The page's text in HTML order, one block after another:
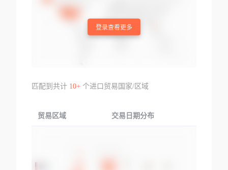
登录查看更多
匹配到共计 10+个进口贸易国家/区域
贸易区域 交易日期分布